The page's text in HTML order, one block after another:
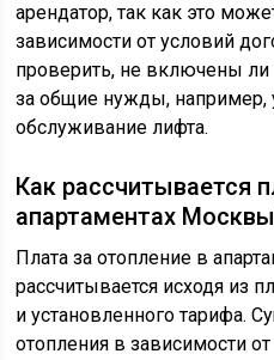
арендатор, так как это
зависимости от условий
проверить, не включены
за общие нужды, например,
обслуживание лифта.
Как рассчитывается
апартаментах
Плата за отопление в
рассчитывается исходя из
и установленного тарифа.
отопления в зависимости